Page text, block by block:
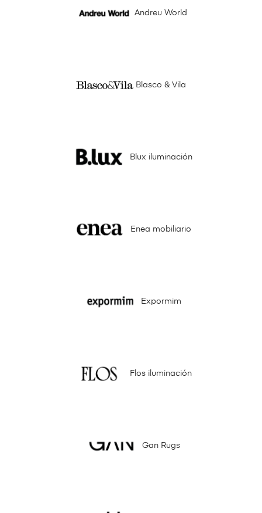
Andreu World
Blasco & Vila
Blux iluminación
Enea mobiliario
Expormim
Flos iluminación
Gan Rugs